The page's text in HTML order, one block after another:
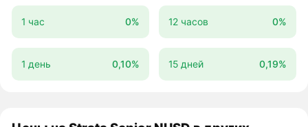
1 час 0% 12 часов 0%
1 день 0,10% 15 дней 0,19%